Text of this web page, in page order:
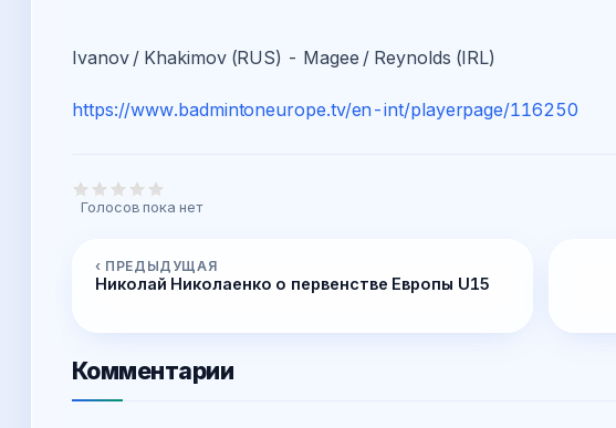
Ivanov / Khakimov (RUS) - Magee / Reynolds (IRL)
https://www.badmintoneurope.tv/en-int/playerpage/116250
Голосов пока нет
‹ ПРЕДЫДУЩАЯ
Николай Николаенко о первенстве Европы U15
Комментарии